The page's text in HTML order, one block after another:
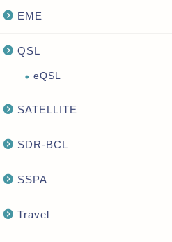
EME
QSL
eQSL
SATELLITE
SDR-BCL
SSPA
Travel